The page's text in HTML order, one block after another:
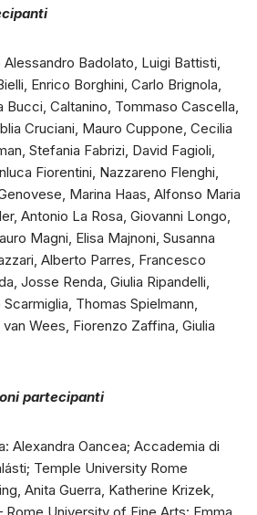
Badolato, Luigi Battisti,
Enrico Borghini, Carlo Brignola,
Bucci, Caltanino, Tommaso Cascella,
Cruciani, Mauro Cuppone, Cecilia
Stefania Fabrizi, David Fagioli,
Fiorentini, Nazzareno Flenghi,
Marina Haas, Alfonso Maria
Antonio La Rosa, Giovanni Longo,
Magni, Elisa Majnoni, Susanna
Alberto Parres, Francesco
Josse Renda, Giulia Ripandelli,
Thomas Spielmann,
Wees, Fiorenzo Zaffina, Giulia
partecipanti
Alexandra Oancea; Accademia di
Temple University Rome
Anita Guerra, Katherine Krizek,
Rome University of Fine Arts: Emma